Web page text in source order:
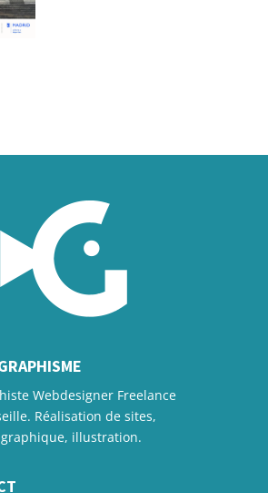
Webdesigner Freelance
Réalisation de sites,
illustration.